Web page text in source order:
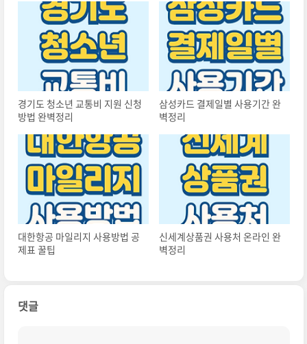
경기도 청소년 교통비 지원 신청
방법 완벽정리
삼성카드 결제일별 사용기간 완
벽정리
대한항공 마일리지 사용방법 공
제표 꿀팁
신세계상품권 사용처 온라인 완
벽정리
댓글